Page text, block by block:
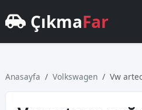
ÇıkmaFar
Anasayfa Volkswagen Vw